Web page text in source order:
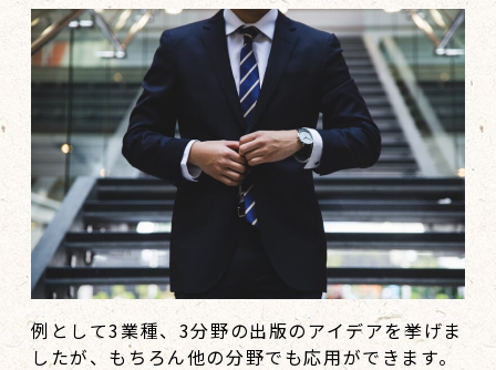
例として3業種、3分野の出版のアイデアを挙げま
したが、もちろん他の分野でも応用ができます。